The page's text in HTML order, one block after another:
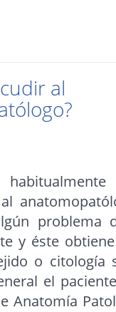
al
problema
y éste
o citología
el
Anatomía